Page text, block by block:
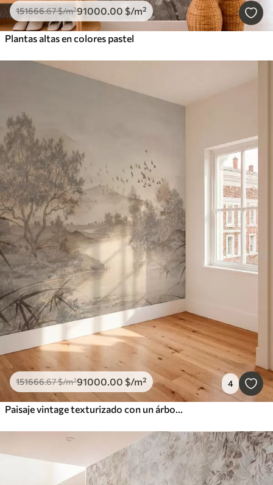
151666.67$/m²91000.00 $/m²
Plantas altas en colores pastel
151666.67$/m²91000.00 $/m² 4
Paisaje vintage texturizado con un árbol cerca de un río y un cielo nublado, arte de la naturaleza en tonos sepia